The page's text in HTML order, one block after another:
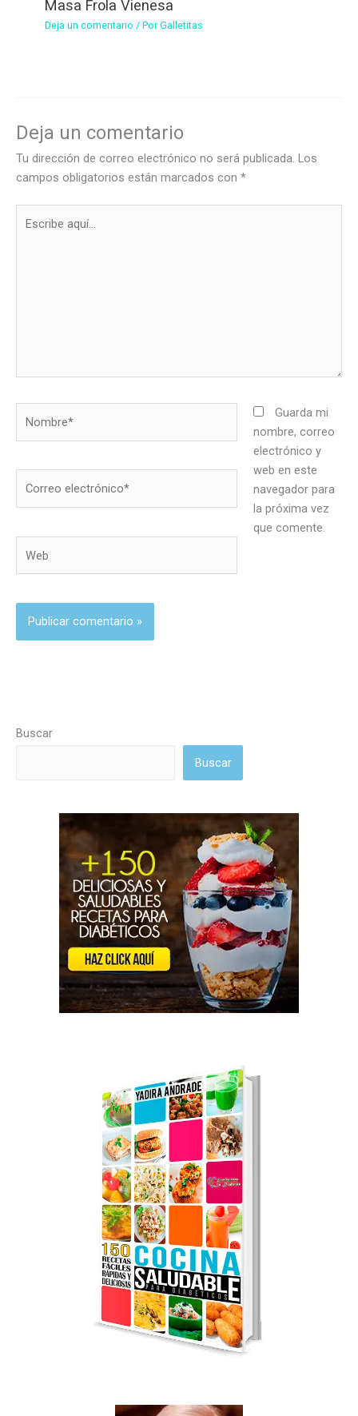
Masa Frola Vienesa
Deja un comentario / PorGalletitas
Deja un comentario
Tu dirección de correo electrónico no será publicada. Los
campos obligatorios están marcados con *
aquí...
electrónico*
Guarda mi
nombre, correo
electrónico y
web en este
navegador para
la próxima vez
que comente.
Buscar
Buscar